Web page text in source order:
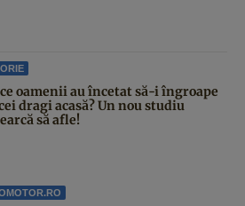
oamenii au încetat să-i îngroape
dragi acasă? Un nou studiu
să afle!